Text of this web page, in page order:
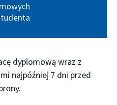
dyplomową wraz z
najpóźniej 7 dni przed